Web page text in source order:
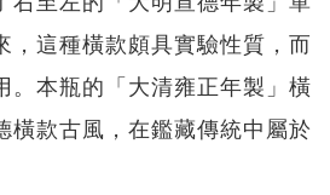
，這種橫款頗具實驗性質，而
。本瓶的「大清雍正年製」橫
橫款古風，在鑑藏傳統中屬於